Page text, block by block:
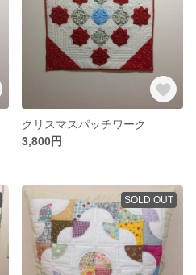
クリスマスパッチワーク
3,800円
SOLD OUT